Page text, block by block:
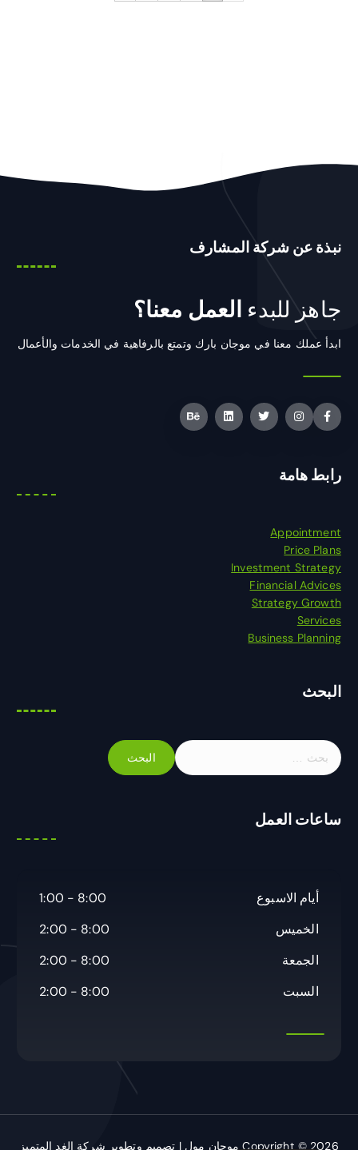
نبذة عن شركة المشارف
جاهز للبدء العمل معنا؟
ابدأ عملك معنا في موجان بارك وتمتع بالرفاهية في الخدمات والأعمال
رابط هامة
Appointment
Price Plans
Investment Strategy
Financial Advices
Strategy Growth
Services
Business Planning
البحث
ا
ل
ث
ساعات العمل
أيام الاسبوع
8:00 - 1:00
الخميس
8:00 - 2:00
الجمعة
8:00 - 2:00
السبت
8:00 - 2:00
Copyright © 2026 موجان مول | تصميم وتطوير شركة الغد المتميز